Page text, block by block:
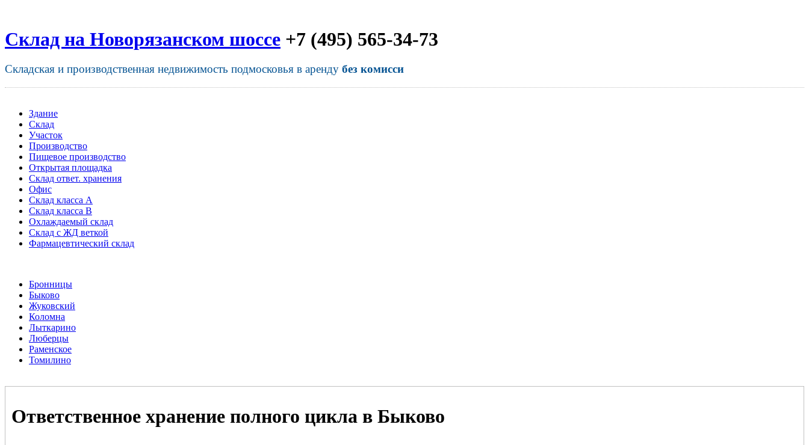
Склад на Новорязанском шоссе +7 (495) 565-34-73
Складская и производственная недвижимость подмосковья в аренду без комисси
Здание
Склад
Участок
Производство
Пищевое производство
Открытая площадка
Склад ответ. хранения
Офис
Склад класса A
Склад класса B
Охлаждаемый склад
Склад с ЖД веткой
Фармацевтический склад
Бронницы
Быково
Жуковский
Коломна
Лыткарино
Люберцы
Раменское
Томилино
Ответственное хранение полного цикла в Быково